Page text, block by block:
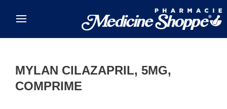
MYLAN CILAZAPRIL, 5MG,
COMPRIME